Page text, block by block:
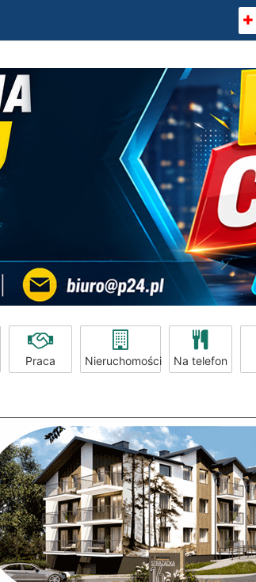
Praca Nieruchomości Na telefon